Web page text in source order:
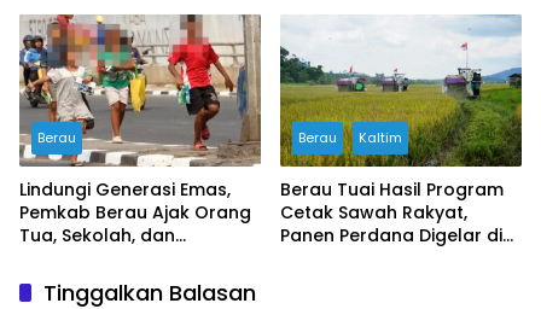
Serikat Buruh Soroti
Prosedur PHK
Berau
Lindungi Generasi Emas,
Pemkab Berau Ajak Orang
Tua, Sekolah, dan
Ruang Aman bagi Anak
Berau Kaltim
Berau Tuai Hasil Program
Cetak Sawah Rakyat,
Panen Perdana Digelar di
Tinggalkan Balasan